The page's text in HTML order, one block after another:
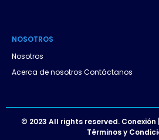
NOSOTROS
Nosotros
Acerca de nosotros Contáctanos
© 2023 All rights reserved. Conexión
Términos y